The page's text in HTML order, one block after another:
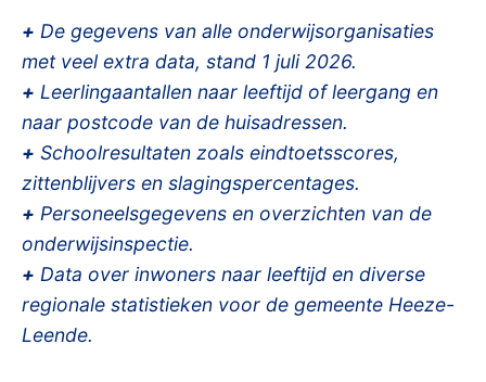
+ De gegevens van alle onderwijsorganisaties
met veel extra data, stand 1 juli 2026.
+ Leerlingaantallen naar leeftijd of leergang en
naar postcode van de huisadressen.
+ Schoolresultaten zoals eindtoetsscores,
zittenblijvers en slagingspercentages.
+ Personeelsgegevens en overzichten van de
onderwijsinspectie.
+ Data over inwoners naar leeftijd en diverse
regionale statistieken voor de gemeente Heeze-
Leende.